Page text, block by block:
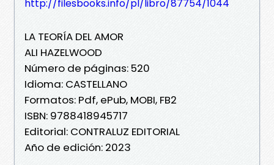
http://filesbooks.info/pl/libro/87754/1044
LA TEORÍA DEL AMOR
ALI HAZELWOOD
Número de páginas: 520
Idioma: CASTELLANO
Formatos: Pdf, ePub, MOBI, FB2
ISBN: 9788418945717
Editorial: CONTRALUZ EDITORIAL
Año de edición: 2023